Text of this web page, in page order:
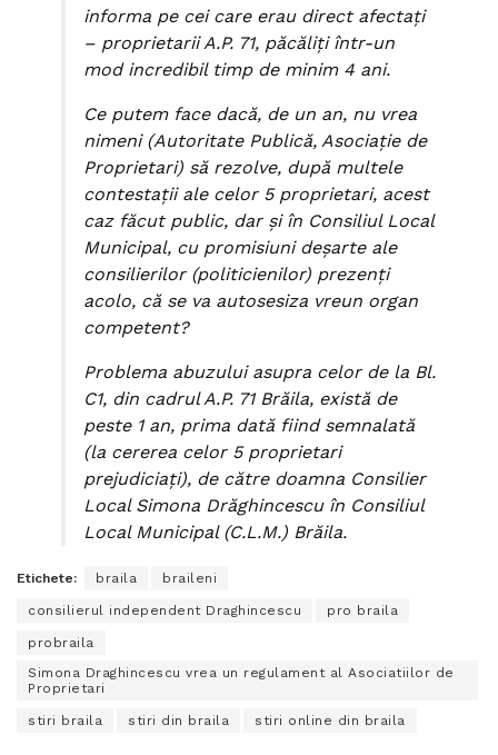
informa pe cei care erau direct afectați
– proprietarii A.P. 71, păcăliți într-un
mod incredibil timp de minim 4 ani.
Ce putem face dacă, de un an, nu vrea
nimeni (Autoritate Publică, Asociație de
Proprietari) să rezolve, după multele
contestații ale celor 5 proprietari, acest
caz făcut public, dar și în Consiliul Local
Municipal, cu promisiuni deșarte ale
consilierilor (politicienilor) prezenți
acolo, că se va autosesiza vreun organ
competent?
Problema abuzului asupra celor de la Bl.
C1, din cadrul A.P. 71 Brăila, există de
peste 1 an, prima dată fiind semnalată
(la cererea celor 5 proprietari
prejudiciați), de către doamna Consilier
Local Simona Drăghincescu în Consiliul
Local Municipal (C.L.M.) Brăila.
Etichete: braila braileni
consilierul independent Draghincescu pro braila
probraila
Simona Draghincescu vrea un regulament al Asociatiilor de
Proprietari
stiri braila stiri din braila stiri online din braila